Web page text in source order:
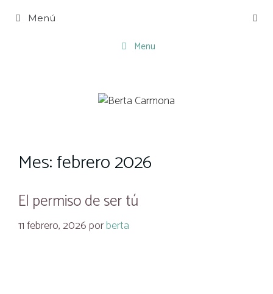
Menú
Menu
Mes:febrero 2026
El permiso de ser tú
11 febrero, 2026porberta